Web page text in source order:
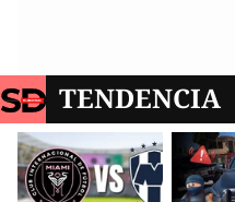
TENDENCIA